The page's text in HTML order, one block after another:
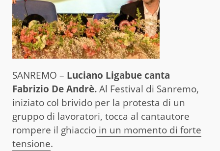
SANREMO – Luciano Ligabue canta
Fabrizio De Andrè.Al Festival di Sanremo,
iniziato col brivido per la protesta di un
gruppo di lavoratori, tocca al cantautore
rompere il ghiaccio in un momento di forte
tensione.